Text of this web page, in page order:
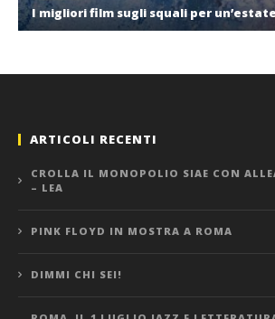
I migliori film sugli squali per
ARTICOLI RECENTI
CROLLA IL MONOPOLIO SIAE CON
– LEA
PINK FLOYD IN MOSTRA A ROMA
DIMMI CHI SEI!